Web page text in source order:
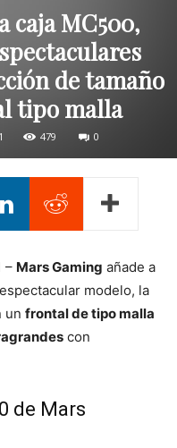
caja MC500,
de tamaño
tipo malla
479 0
– Mars Gaming añade a
modelo, la
un frontal de tipo malla
con
de Mars